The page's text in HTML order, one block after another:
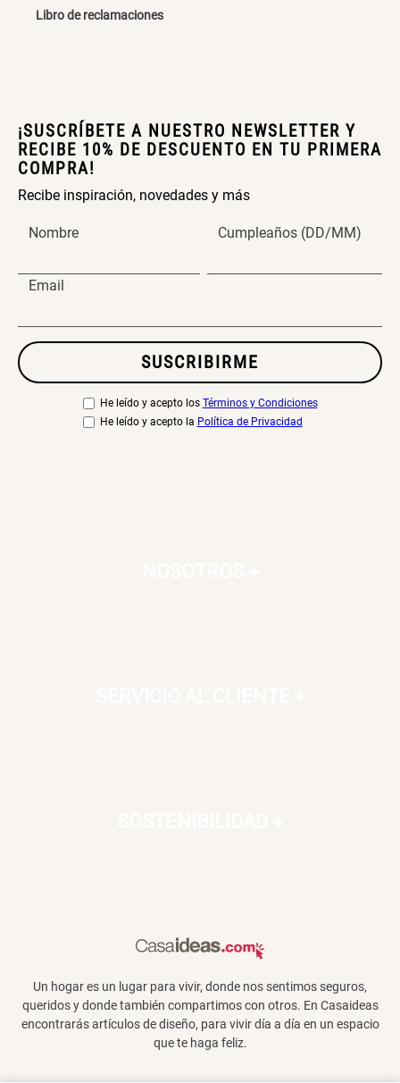
Libro de reclamaciones
¡SUSCRÍBETE A NUESTRO NEWSLETTER Y
RECIBE 10% DE DESCUENTO EN TU PRIMERA
COMPRA!
Recibe inspiración, novedades y más
Nombre Cumpleaños (DD/MM)
Email
SUSCRIBIRME
He leído y acepto los Términos y Condiciones
He leído y acepto la Política de Privacidad
Un hogar es un lugar para vivir, donde nos sentimos seguros,
queridos y donde también compartimos con otros. En Casaideas
encontrarás artículos de diseño, para vivir día a día en un espacio
que te haga feliz.